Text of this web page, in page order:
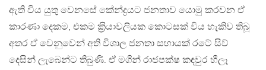
ඇති විය යුතු වෙනසේ කේන්ද්‍රයට ජනතාව යොමු කරවන ඒ
කාරණා දෙකම, එකම ක‍්‍රියාවලියක කොටසක් විය හැකිව තිබූ
අතර ඒ වෙනුවෙන් අති විශාල ජනතා සහායක් රටේ සිව්
දෙසින් ලැබෙන්ට තිබුණි. ඒ මගින් රාජපක්ෂ කඳවුර හීලෑ